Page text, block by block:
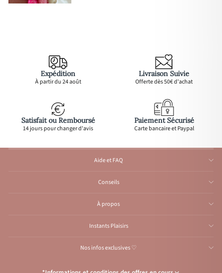
Expédition
À partir du 24 août
Livraison Suivie
Offerte dès 50€ d'achat
Satisfait ou Remboursé
14 jours pour changer d'avis
Paiement Sécurisé
Carte bancaire et Paypal
Aide et FAQ
Conseils
À propos
Instants Plaisirs
Nos infos exclusives ♡